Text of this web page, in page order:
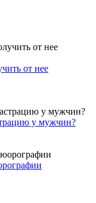
от нее
у мужчин?